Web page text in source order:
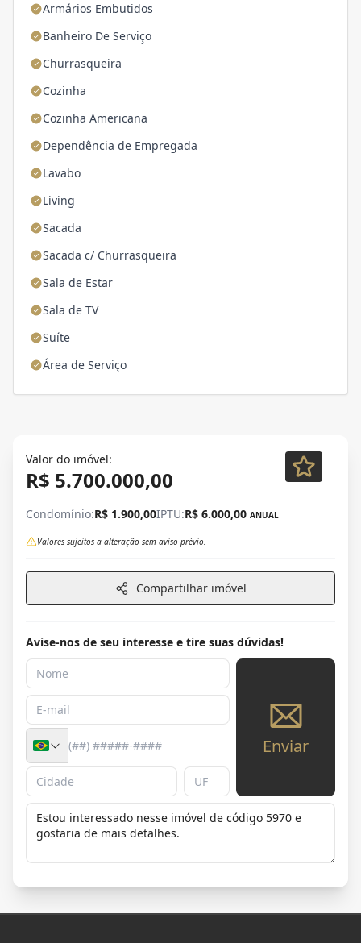
Armários Embutidos
Banheiro De Serviço
Churrasqueira
Cozinha
Cozinha Americana
Dependência de Empregada
Lavabo
Living
Sacada
Sacada c/ Churrasqueira
Sala de Estar
Sala de TV
Suíte
Área de Serviço
Valor do imóvel:
R$ 5.700.000,00
Condomínio:R$ 1.900,00IPTU:R$ 6.000,00 ANUAL
Valores sujeitos a alteração sem aviso prévio.
Compartilhar imóvel
Avise-nos de seu interesse e tire suas dúvidas!
Enviar